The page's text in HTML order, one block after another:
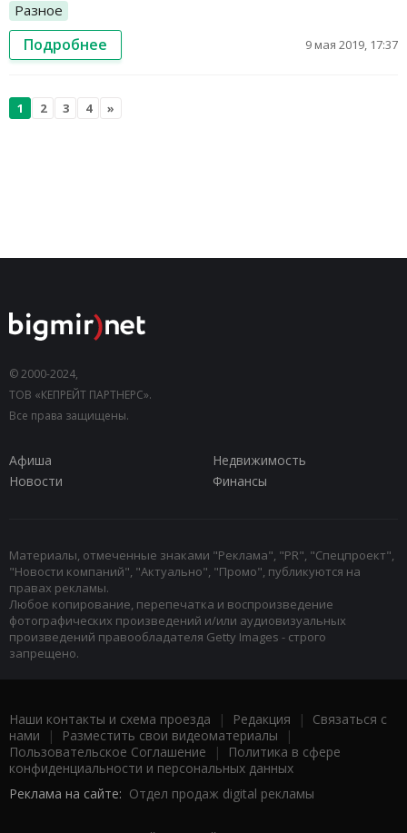
Разное
Подробнее 9 мая 2019, 17:37
1 2 3 4 »
© 2000-2024,
ТОВ «КЕПРЕЙТ ПАРТНЕРС».
Все права защищены.
Афиша
Недвижимость
Новости
Финансы
Материалы, отмеченные знаками "Реклама", "PR", "Спецпроект",
"Новости компаний", "Актуально", "Промо", публикуются на
правах рекламы.
Любое копирование, перепечатка и воспроизведение
фотографических произведений и/или аудиовизуальных
произведений правообладателя Getty Images - строго
запрещено.
Наши контакты и схема проезда | Редакция | Связаться с
нами | Разместить свои видеоматериалы |
Пользовательское Соглашение |
Политика в сфере
конфиденциальности и персональных данных
Реклама на сайте: Отдел продаж digital рекламы